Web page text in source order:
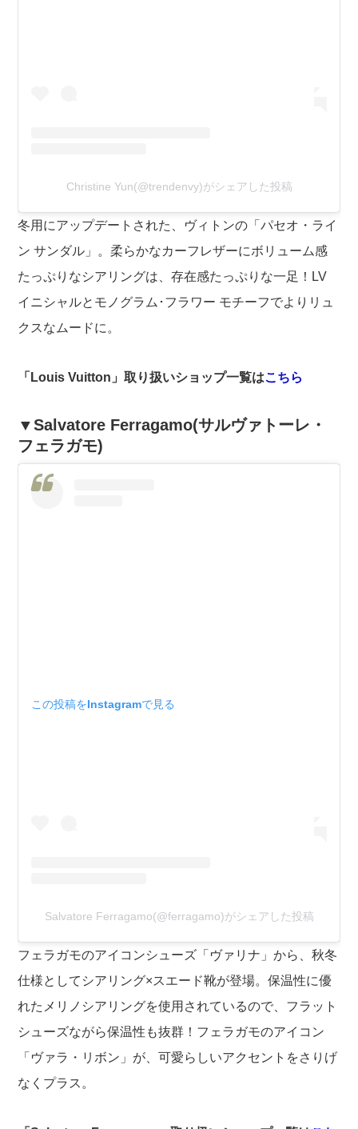
Christine Yun(@trendenvy)がシェアした投稿
冬用にアップデートされた、ヴィトンの「パセオ・ライ
ン サンダル」。柔らかなカーフレザーにボリューム感
たっぷりなシアリングは、存在感たっぷりな一足！LV
イニシャルとモノグラム･フラワー モチーフでよりリュ
クスなムードに。
「Louis Vuitton」取り扱いショップ一覧はこちら
▼Salvatore Ferragamo(サルヴァトーレ・
フェラガモ)
この投稿をInstagramで見る
Salvatore Ferragamo(@ferragamo)がシェアした投稿
フェラガモのアイコンシューズ「ヴァリナ」から、秋冬
仕様としてシアリング×スエード靴が登場。保温性に優
れたメリノシアリングを使用されているので、フラット
シューズながら保温性も抜群！フェラガモのアイコン
「ヴァラ・リボン」が、可愛らしいアクセントをさりげ
なくプラス。